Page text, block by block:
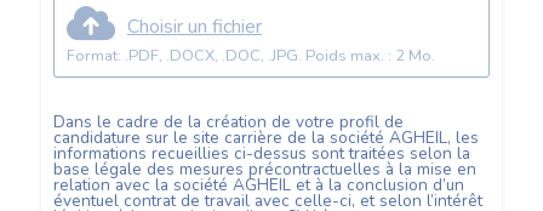
Choisir un fichier
Format: .PDF, .DOCX, .DOC, .JPG. Poids max. : 2 Mo.
Dans le cadre de la création de votre profil de
candidature sur le site carrière de la société AGHEIL, les
informations recueillies ci-dessus sont traitées selon la
base légale des mesures précontractuelles à la mise en
relation avec la société AGHEILet à la conclusion d’un
éventuel contrat de travail avec celle-ci, et selon l’intérêt